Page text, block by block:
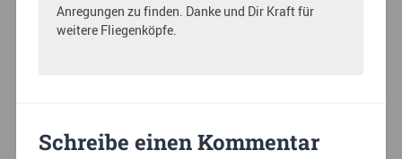
Anregungen zu finden. Danke und Dir Kraft für
weitere Fliegenköpfe.
Schreibe einen Kommentar